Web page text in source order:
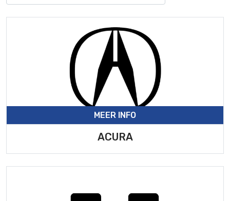
MEER INFO
ACURA